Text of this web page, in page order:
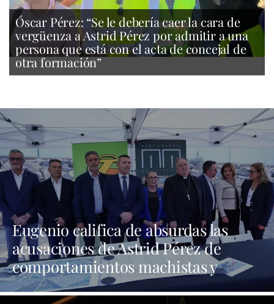
Óscar Pérez: “Se le debería caer la cara de
vergüenza a Astrid Pérez por admitir a una
persona que está con el acta de concejal de
otra formación”
Eugenio califica de absurdas las
acusaciones de Astrid Pérez de
comportamientos machistas y
asegura que busca una presencia en